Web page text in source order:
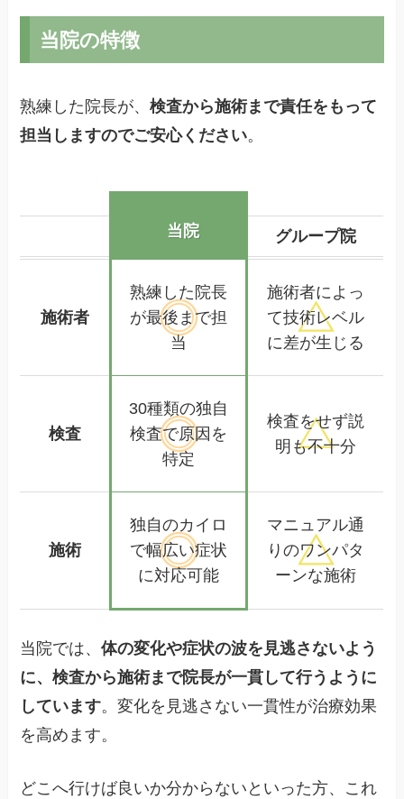
当院の特徴
熟練した院長が、検査から施術まで責任をもって
担当しますのでご安心ください。
当院 グループ院
施術者
熟練した 院長
が最後まで担
当
施術者によっ
て技術レベル
に差が生じる
検査
30種類の独自
検査で原因を
特定
検査をせず説
明も不十分
施術
独自のカイロ
で幅広い症状
に対応可能
マニュアル通
りのワンパタ
ーンな施術
当院では、体の変化や症状の波を見逃さないよう
に、検査から施術まで院長が一貫して行うように
しています。変化を見逃さない一貫性が治療効果
を高めます。
どこへ行けば良いか分からないといった方、これ